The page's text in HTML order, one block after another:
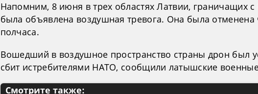
Напомним, 8 июня в трех областях Латвии, граничащих с
была объявлена воздушная тревога. Она была отменена
полчаса.
Вошедший в воздушное пространство страны дрон был
сбит истребителями НАТО, сообщили латышские
Смотрите также: